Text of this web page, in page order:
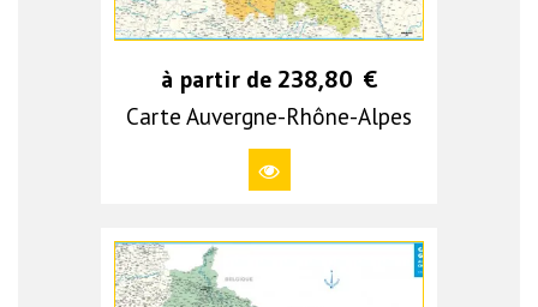
à partir de 238,80 €
Carte Auvergne-Rhône-Alpes